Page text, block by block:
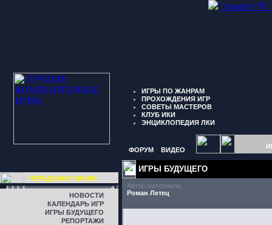
" border="0"
ИГРЫ ПО ЖАНРАМ
ПРОХОЖДЕНИЯ ИГР
СОВЕТЫ МАСТЕРОВ
КЛУБ ИКИ
ЭНЦИКЛОПЕДИЯ ЛКИ
ФОРУМ ВИДЕО
ПЕРЕДОВАЯ ЛИНИЯ
НОВОСТИ
КАЛЕНДАРЬ ИГР
ИГРЫ БУДУЩЕГО
РЕПОРТАЖИ
ИГРЫ БУДУЩЕГО
Автор материала:
Роман Летец